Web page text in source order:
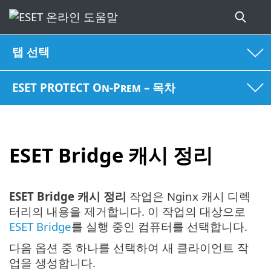
탭 선택
ESET PROTECT On-Prem – 목차
ESET Bridge 캐시 정리
ESET Bridge 캐시 정리 작업은 Nginx 캐시 디렉
터리의 내용을 제거합니다. 이 작업의 대상으로
ESET Bridge를 실행 중인 컴퓨터를 선택합니다.
다음 옵션 중 하나를 선택하여 새 클라이언트 작
업을 생성합니다.